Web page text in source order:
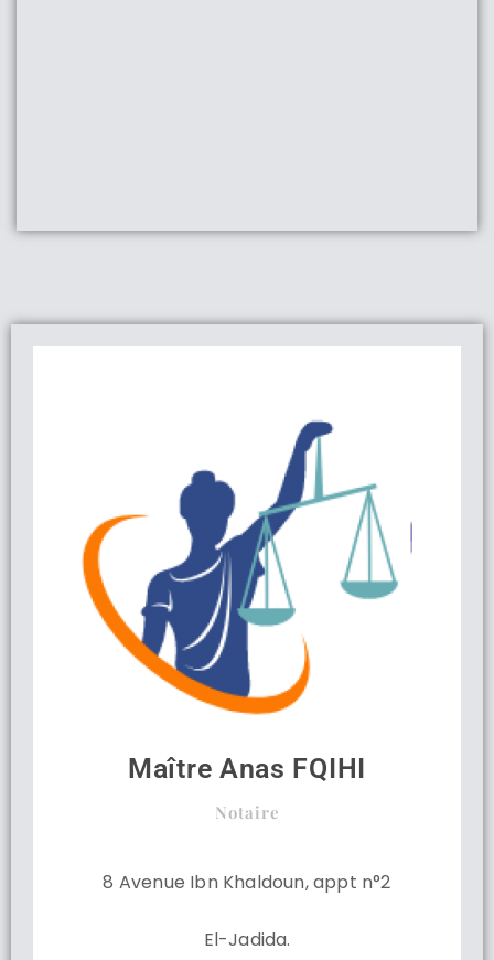
Maître Anas FQIHI
Notaire
8 Avenue Ibn Khaldoun, appt n°2
El-Jadida.